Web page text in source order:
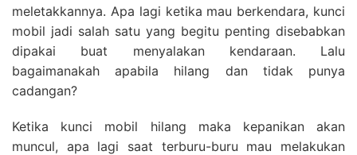
meletakkannya. Apa lagi ketika mau berkendara, kunci
mobil jadi salah satu yang begitu penting disebabkan
dipakai buat menyalakan kendaraan. Lalu
bagaimanakah apabila hilang dan tidak punya
cadangan?
Ketika kunci mobil hilang maka kepanikan akan
muncul, apa lagi saat terburu-buru mau melakukan